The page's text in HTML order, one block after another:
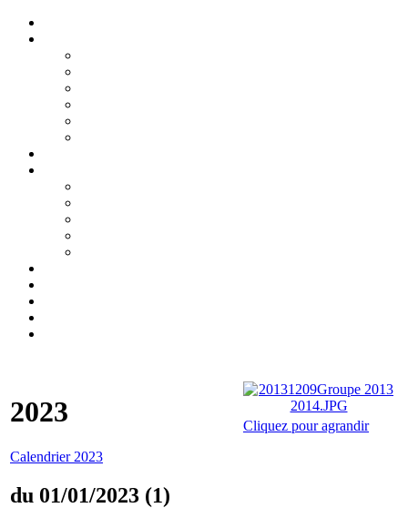
2023
Calendrier 2023
du 01/01/2023 (1)
Cliquez pour agrandir